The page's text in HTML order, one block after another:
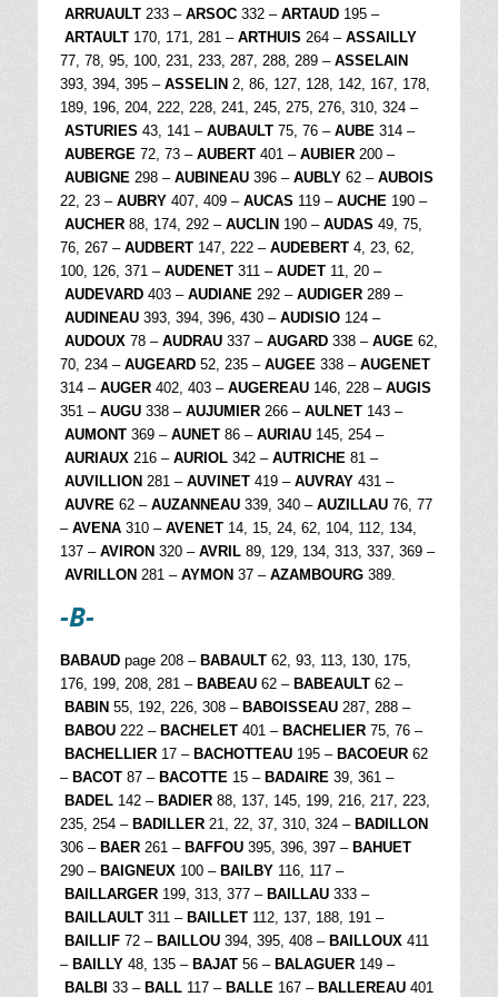
ARRUAULT 233 – ARSOC 332 – ARTAUD 195 –
ARTAULT 170, 171, 281 – ARTHUIS 264 – ASSAILLY
77, 78, 95, 100, 231, 233, 287, 288, 289 – ASSELAIN
393, 394, 395 – ASSELIN 2, 86, 127, 128, 142, 167, 178,
189, 196, 204, 222, 228, 241, 245, 275, 276, 310, 324 –
ASTURIES 43, 141 – AUBAULT 75, 76 – AUBE 314 –
AUBERGE 72, 73 – AUBERT 401 – AUBIER 200 –
AUBIGNE 298 – AUBINEAU 396 – AUBLY 62 – AUBOIS
22, 23 – AUBRY 407, 409 – AUCAS 119 – AUCHE 190 –
AUCHER 88, 174, 292 – AUCLIN 190 – AUDAS 49, 75,
76, 267 – AUDBERT 147, 222 – AUDEBERT 4, 23, 62,
100, 126, 371 – AUDENET 311 – AUDET 11, 20 –
AUDEVARD 403 – AUDIANE 292 – AUDIGER 289 –
AUDINEAU 393, 394, 396, 430 – AUDISIO 124 –
AUDOUX 78 – AUDRAU 337 – AUGARD 338 – AUGE 62,
70, 234 – AUGEARD 52, 235 – AUGEE 338 – AUGENET
314 – AUGER 402, 403 – AUGEREAU 146, 228 – AUGIS
351 – AUGU 338 – AUJUMIER 266 – AULNET 143 –
AUMONT 369 – AUNET 86 – AURIAU 145, 254 –
AURIAUX 216 – AURIOL 342 – AUTRICHE 81 –
AUVILLION 281 – AUVINET 419 – AUVRAY 431 –
AUVRE 62 – AUZANNEAU 339, 340 – AUZILLAU 76, 77
– AVENA 310 – AVENET 14, 15, 24, 62, 104, 112, 134,
137 – AVIRON 320 – AVRIL 89, 129, 134, 313, 337, 369 –
AVRILLON 281 – AYMON 37 – AZAMBOURG 389.
-B-
BABAUD page 208 – BABAULT 62, 93, 113, 130, 175,
176, 199, 208, 281 – BABEAU 62 – BABEAULT 62 –
BABIN 55, 192, 226, 308 – BABOISSEAU 287, 288 –
BABOU 222 – BACHELET 401 – BACHELIER 75, 76 –
BACHELLIER 17 – BACHOTTEAU 195 – BACOEUR 62
– BACOT 87 – BACOTTE 15 – BADAIRE 39, 361 –
BADEL 142 – BADIER 88, 137, 145, 199, 216, 217, 223,
235, 254 – BADILLER 21, 22, 37, 310, 324 – BADILLON
306 – BAER 261 – BAFFOU 395, 396, 397 – BAHUET
290 – BAIGNEUX 100 – BAILBY 116, 117 –
BAILLARGER 199, 313, 377 – BAILLAU 333 –
BAILLAULT 311 – BAILLET 112, 137, 188, 191 –
BAILLIF 72 – BAILLOU 394, 395, 408 – BAILLOUX 411
– BAILLY 48, 135 – BAJAT 56 – BALAGUER 149 –
BALBI 33 – BALL 117 – BALLE 167 – BALLEREAU 401